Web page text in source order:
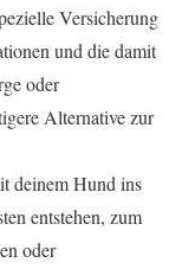
Versicherung
und die damit
oder
Alternative zur
deinem Hund ins
entstehen, zum
oder